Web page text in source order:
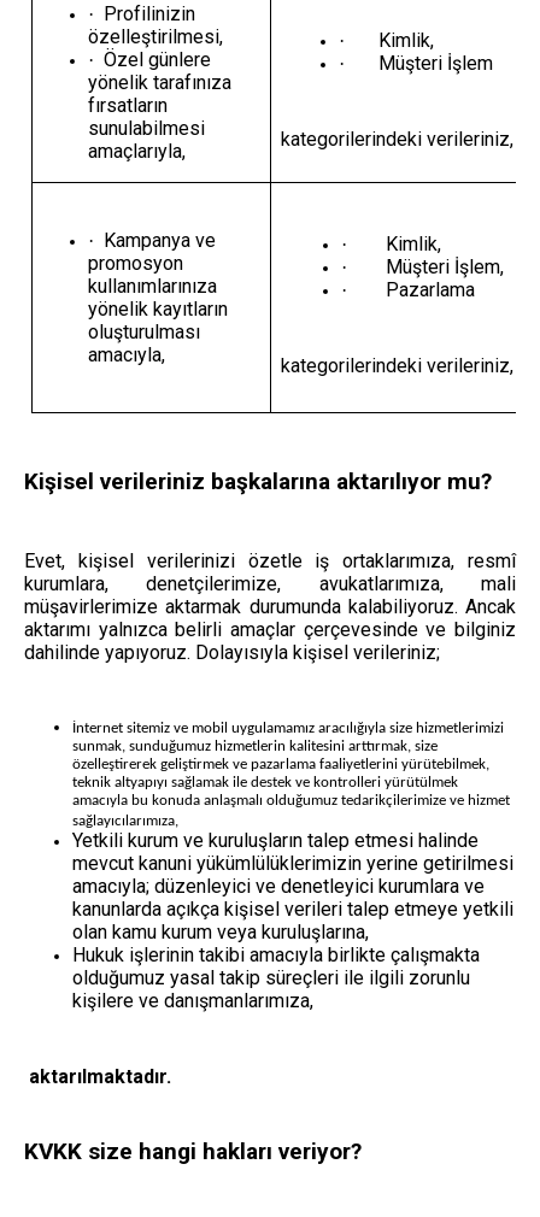
· Profilinizin
özelleştirilmesi,
·Özel günlere
yönelik tarafınıza
fırsatların
sunulabilmesi
amaçlarıyla,
· Kimlik,
· Müşteri İşlem
kategorilerindeki verileriniz,
· Kampanya ve
promosyon
kullanımlarınıza
yönelik kayıtların
oluşturulması
amacıyla,
· Kimlik,
· Müşteri İşlem,
· Pazarlama
kategorilerindeki verileriniz,
Kişisel verileriniz başkalarına aktarılıyor mu?
Evet, kişisel verilerinizi özetle iş ortaklarımıza, resmî
kurumlara, denetçilerimize, avukatlarımıza, mali
müşavirlerimize aktarmak durumunda kalabiliyoruz. Ancak
aktarımı yalnızca belirli amaçlar çerçevesinde ve bilginiz
dahilinde yapıyoruz. Dolayısıyla kişisel verileriniz;
İnternet sitemiz ve mobil uygulamamız aracılığıyla size hizmetlerimizi
sunmak, sunduğumuz hizmetlerin kalitesini arttırmak, size
özelleştirerek geliştirmek ve pazarlama faaliyetlerini yürütebilmek,
teknik altyapıyı sağlamak ile destek ve kontrolleri yürütülmek
amacıyla bu konuda anlaşmalı olduğumuz tedarikçilerimize ve hizmet
sağlayıcılarımıza,
Yetkili kurum ve kuruluşların talep etmesi halinde
mevcut kanuni yükümlülüklerimizin yerine getirilmesi
amacıyla; düzenleyici ve denetleyici kurumlara ve
kanunlarda açıkça kişisel verileri talep etmeye yetkili
olan kamu kurum veya kuruluşlarına,
Hukuk işlerinin takibi amacıyla birlikte çalışmakta
olduğumuz yasal takip süreçleri ile ilgili zorunlu
kişilere ve danışmanlarımıza,
aktarılmaktadır.
KVKK size hangi hakları veriyor?